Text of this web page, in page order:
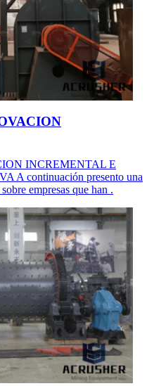
INCREMENTAL E
A continuación presento una
empresas que han .